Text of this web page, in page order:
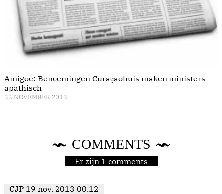
Amigoe: Benoemingen Curaçaohuis maken ministers
apathisch
22 NOVEMBER 2013
COMMENTS
Er zijn 1 comments
CJP 19 nov. 2013 00.12